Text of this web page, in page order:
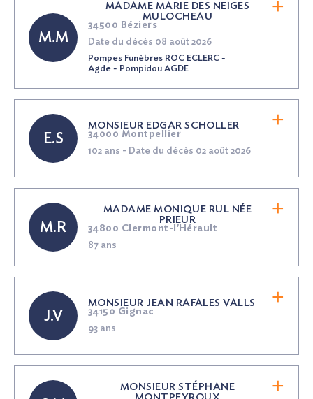
M.M
MADAME MARIE DES NEIGES
MULOCHEAU
34500 Béziers
Date du décès 08 août 2026
Pompes Funèbres ROC ECLERC -
Agde - Pompidou AGDE
E.S
MONSIEUR EDGAR SCHOLLER
34000 Montpellier
102 ans - Date du décès 02 août 2026
M.R
MADAME MONIQUE RUL NÉE
PRIEUR
34800 Clermont-l'Hérault
87 ans
J.V
MONSIEUR JEAN RAFALES VALLS
34150 Gignac
93 ans
MONSIEUR STÉPHANE
MONTPEYROUX